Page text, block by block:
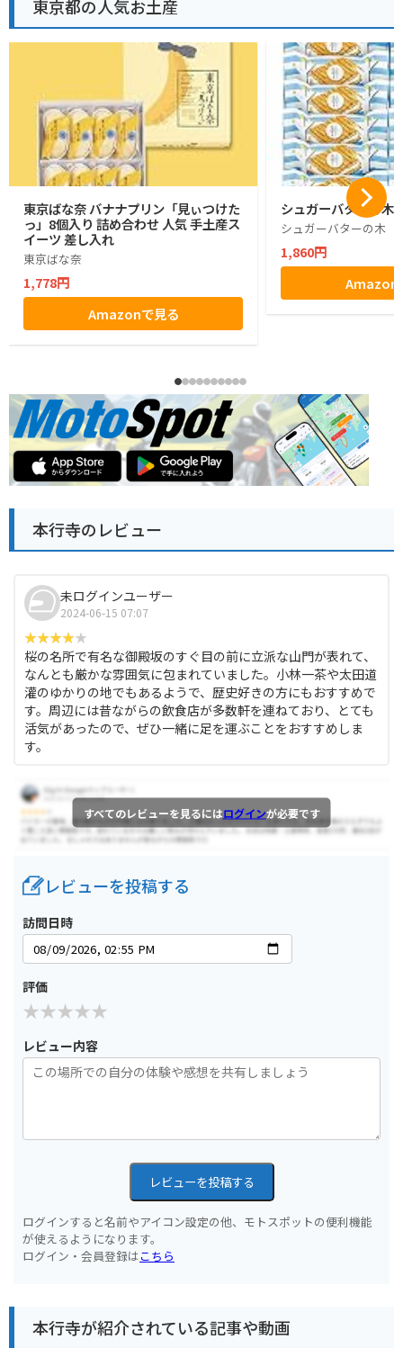
東京都の人気お土産
東京ばな奈 バナナプリン「見ぃつけた
っ」8個入り 詰め合わせ 人気 手土産ス
イーツ 差し入れ
東京ばな奈
1,778円
Amazonで見る
シュガーバターの木
シュガーバターの木
1,860円
Amazon
本行寺のレビュー
未ログインユーザー
2024-06-15 07:07
桜の名所で有名な御殿坂のすぐ目の前に立派な山門が表れて、
なんとも厳かな雰囲気に包まれていました。小林一茶や太田道
灌のゆかりの地でもあるようで、歴史好きの方にもおすすめで
す。周辺には昔ながらの飲食店が多数軒を連ねており、とても
活気があったので、ぜひ一緒に足を運ぶことをおすすめしま
す。
すべてのレビューを見るにはログインが必要です
レビューを投稿する
訪問日時
評価
レビュー内容
レビューを投稿する
ログインすると名前やアイコン設定の他、モトスポットの便利機能
が使えるようになります。
ログイン・会員登録はこちら
本行寺が紹介されている記事や動画